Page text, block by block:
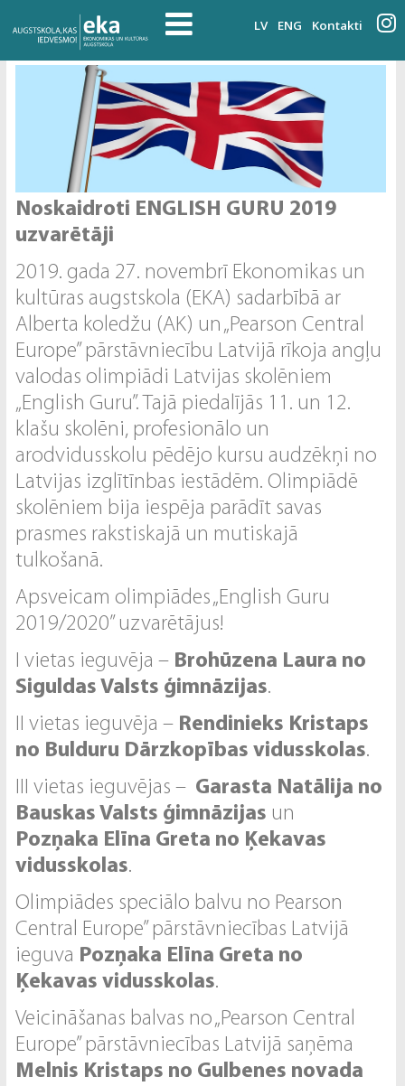
LV ENG Kontakti
Noskaidroti ENGLISH GURU 2019
uzvarētāji
2019. gada 27. novembrī Ekonomikas un
kultūras augstskola (EKA) sadarbībā ar
Alberta koledžu (AK) un „Pearson Central
Europe” pārstāvniecību Latvijā rīkoja angļu
valodas olimpiādi Latvijas skolēniem
„English Guru”. Tajā piedalījās 11. un 12.
klašu skolēni, profesionālo un
arodvidusskolu pēdējo kursu audzēkņi no
Latvijas izglītīnbas iestādēm. Olimpiādē
skolēniem bija iespēja parādīt savas
prasmes rakstiskajā un mutiskajā
tulkošanā.
Apsveicam olimpiādes „English Guru
2019/2020” uzvarētājus!
I vietas ieguvēja – Brohūzena Laura no
Siguldas Valsts ģimnāzijas.
II vietas ieguvēja – Rendinieks Kristaps
no Bulduru Dārzkopības vidusskolas.
III vietas ieguvējas – Garasta Natālija no
Bauskas Valsts ģimnāzijas un
Pozņaka Elīna Greta no Ķekavas
vidusskolas.
Olimpiādes speciālo balvu no Pearson
Central Europe” pārstāvniecības Latvijā
ieguva Pozņaka Elīna Greta no
Ķekavas vidusskolas.
Veicināšanas balvas no „Pearson Central
Europe” pārstāvniecības Latvijā saņēma
Melnis Kristaps no Gulbenes novada